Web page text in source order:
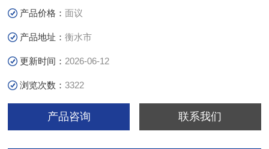
产品价格：面议
产品地址：衡水市
更新时间： 2026-06-12
浏览次数：3322
产品咨询 联系我们